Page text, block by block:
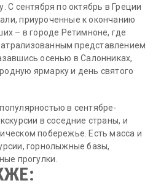
С сентября по октябрь в Греции
приуроченные к окончанию
– в городе Ретимноне, где
представлением
осенью в Салонниках,
ярмарку и день святого
в сентябре-
в соседние страны, и
побережье. Есть масса и
горнолыжные базы,
прогулки.